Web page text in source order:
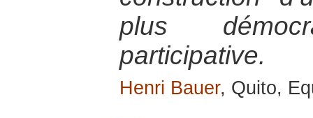
plus
participative.
Henri Bauer, Quito,